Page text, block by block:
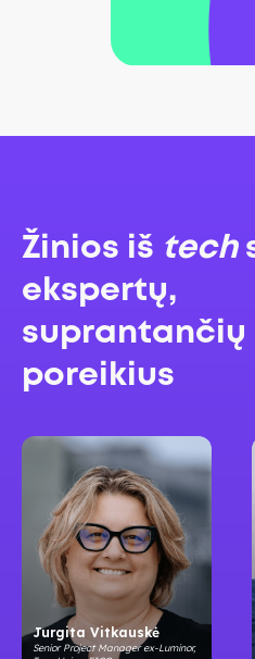
Žinios iš tech
ekspertų,
suprantančių
poreikius
Jurgita Vitkauskė
Senior Project Manager ex-Luminor,